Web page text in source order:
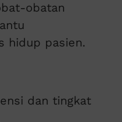
obatan
hidup pasien.
dan tingkat